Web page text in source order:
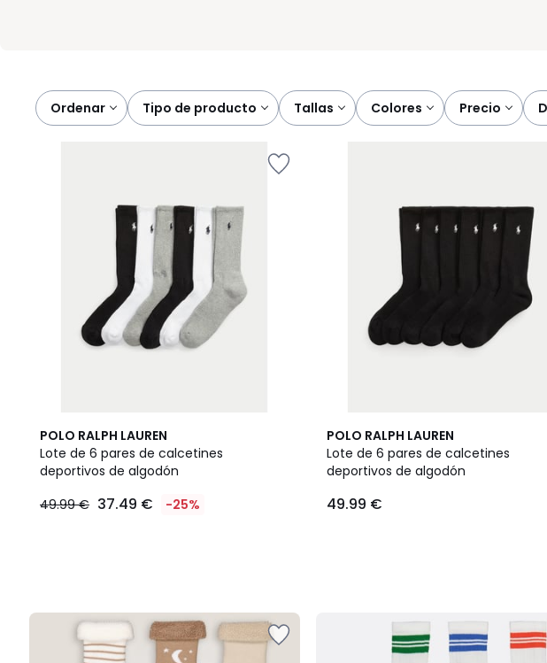
Ordenar tipo de producto tallas colores precio
POLO RALPH LAUREN
Lote de 6 pares de calcetines
deportivos de algodón
€
25%
descuento
aplicado.
49.99 € 37.49 € -25%
POLO RALPH LAUREN
Lote de 6 pares de calcetines
deportivos de algodón
49.99 €